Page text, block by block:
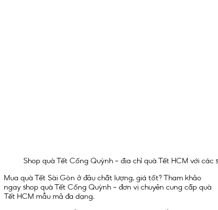
Shop quà Tết Cống Quỳnh – địa chỉ quà Tết HCM với
Mua quà Tết Sài Gòn ở đâu chất lượng, giá tốt? Tham khảo
ngay shop quà Tết Cống Quỳnh – đơn vị chuyên cung cấp quà
Tết HCM mẫu mã đa dạng.